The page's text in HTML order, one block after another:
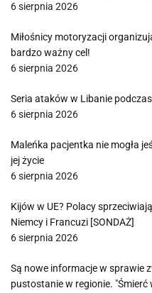
6 sierpnia 2026
Miłośnicy motoryzacji
bardzo ważny cel!
6 sierpnia 2026
Seria ataków w Libanie
6 sierpnia 2026
Maleńka pacjentka nie mogła
jej życie
6 sierpnia 2026
Kijów w UE? Polacy
Niemcy i Francuzi [SONDAŻ]
6 sierpnia 2026
Są nowe informacje w sprawie
pustostanie w regionie. "Śmierć